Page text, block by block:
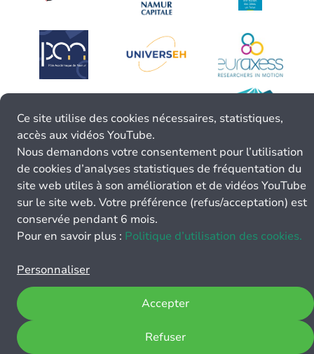
Ce site utilise des cookies nécessaires, statistiques,
accès aux vidéos YouTube.
Nous demandons votre consentement pour l’utilisation
de cookies d’analyses statistiques de fréquentation du
site web utiles à son amélioration et de vidéos YouTube
sur le site web. Votre préférence (refus/acceptation) est
conservée pendant 6 mois.
Pour en savoir plus : Politique d’utilisation des cookies.
Personnaliser
Refuser
Accepter